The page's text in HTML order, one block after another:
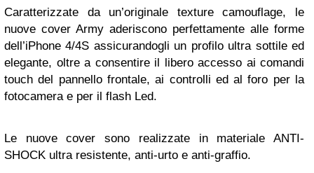
Caratterizzate da un’originale texture camouflage, le
nuove cover Army aderiscono perfettamente alle forme
dell’iPhone 4/4S assicurandogli un profilo ultra sottile ed
elegante, oltre a consentire il libero accesso ai comandi
touch del pannello frontale, ai controlli ed al foro per la
fotocamera e per il flash Led.
Le nuove cover sono realizzate in materiale ANTI-
SHOCK ultra resistente, anti-urto e anti-graffio.